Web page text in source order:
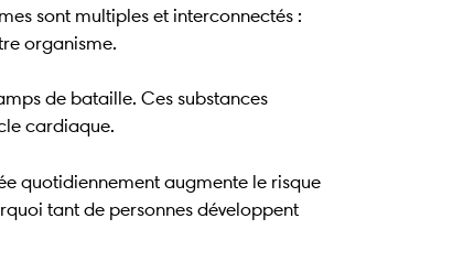
sont multiples et interconnectés :
organisme.
de bataille. Ces substances
cardiaque.
quotidiennement augmente le risque
tant de personnes développent